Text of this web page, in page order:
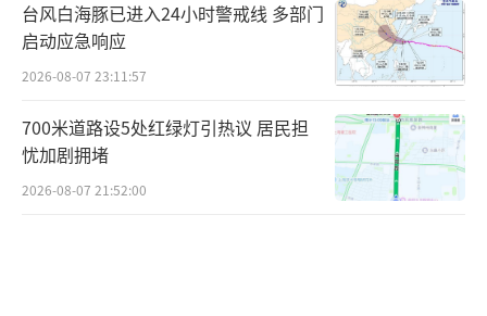
台风白海豚已进入24小时警戒线 多部门
启动应急响应
2026-08-07 23:11:57
700米道路设5处红绿灯引热议 居民担
忧加剧拥堵
2026-08-07 21:52:00